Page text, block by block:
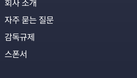
회사 소개
자주 묻는 질문
감독규제
스폰서